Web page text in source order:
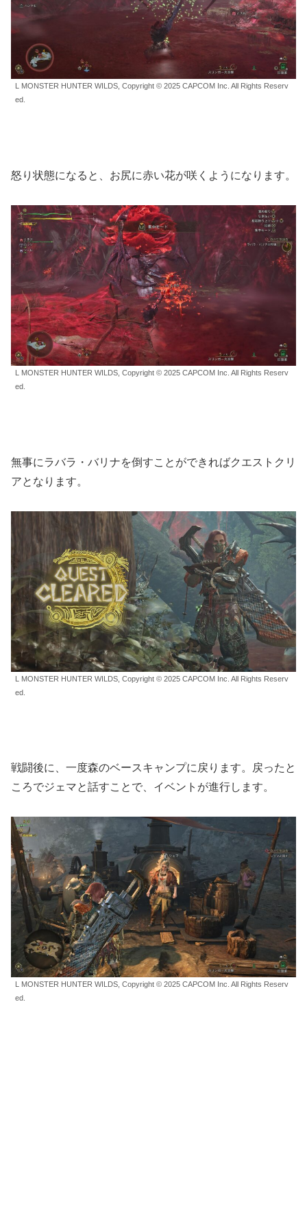
L MONSTER HUNTER WILDS, Copyright © 2025 CAPCOM Inc. All Rights Reserv
ed.
怒り状態になると、お尻に赤い花が咲くようになります。
L MONSTER HUNTER WILDS, Copyright © 2025 CAPCOM Inc. All Rights Reserv
ed.
無事にラバラ・バリナを倒すことができればクエストクリ
アとなります。
L MONSTER HUNTER WILDS, Copyright © 2025 CAPCOM Inc. All Rights Reserv
ed.
戦闘後に、一度森のベースキャンプに戻ります。戻ったと
ころでジェマと話すことで、イベントが進行します。
L MONSTER HUNTER WILDS, Copyright © 2025 CAPCOM Inc. All Rights Reserv
ed.